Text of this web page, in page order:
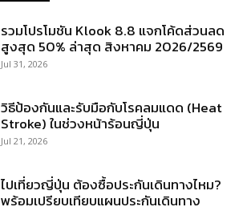
รวมโปรโมชัน Klook 8.8 แจกโค้ดส่วนลด
สูงสุด 50% ล่าสุด สิงหาคม 2026/2569
Jul 31, 2026
วิธีป้องกันและรับมือกับโรคลมแดด (Heat
Stroke) ในช่วงหน้าร้อนญี่ปุ่น
Jul 21, 2026
ไปเที่ยวญี่ปุ่น ต้องซื้อประกันเดินทางไหม?
พร้อมเปรียบเทียบแผนประกันเดินทาง